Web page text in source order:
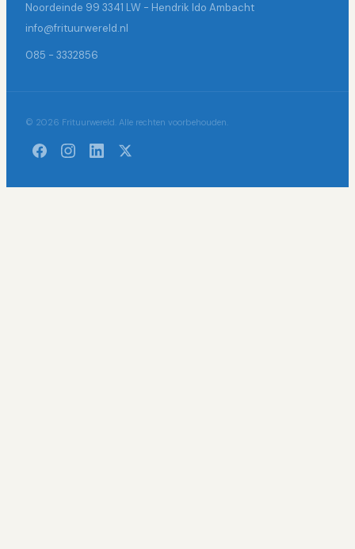
Noordeinde 99 3341 LW - Hendrik Ido Ambacht
info@frituurwereld.nl
085 - 3332856
© 2026 Frituurwereld. Alle rechten voorbehouden.